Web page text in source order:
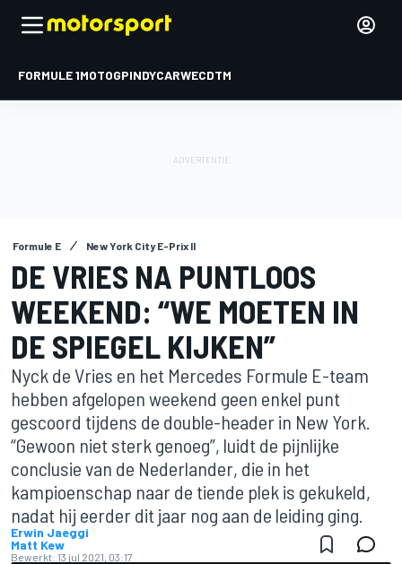
FORMULE 1MOTOGPINDYCARWECDTM
Formule E New York City E-Prix II
DE VRIES NA PUNTLOOS
WEEKEND: “WE MOETEN IN
DE SPIEGEL KIJKEN”
Nyck de Vries en het Mercedes Formule E-team
hebben afgelopen weekend geen enkel punt
gescoord tijdens de double-header in New York.
“Gewoon niet sterk genoeg”, luidt de pijnlijke
conclusie van de Nederlander, die in het
kampioenschap naar de tiende plek is gekukeld,
nadat hij eerder dit jaar nog aan de leiding ging.
Erwin Jaeggi
Matt Kew
Bewerkt: 13 jul 2021, 03:17